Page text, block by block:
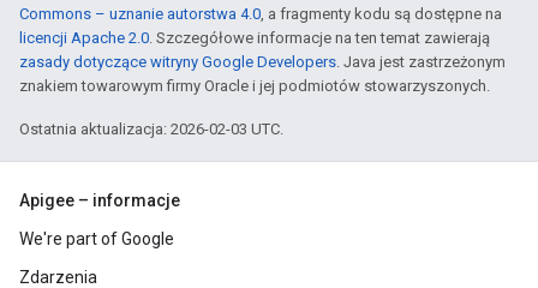
Commons – uznanie autorstwa 4.0, a fragmenty kodu są dostępne na
licencji Apache 2.0. Szczegółowe informacje na ten temat zawierają
zasady dotyczące witryny Google Developers. Java jest zastrzeżonym
znakiem towarowym firmy Oracle i jej podmiotów stowarzyszonych.
Ostatnia aktualizacja: 2026-02-03 UTC.
Apigee – informacje
We're part of Google
Zdarzenia